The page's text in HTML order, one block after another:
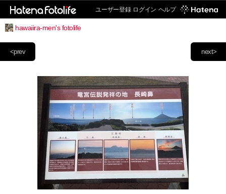
ユーザー登録 ログイン ヘルプ
hawaiira-men's fotolife
next>
<prev